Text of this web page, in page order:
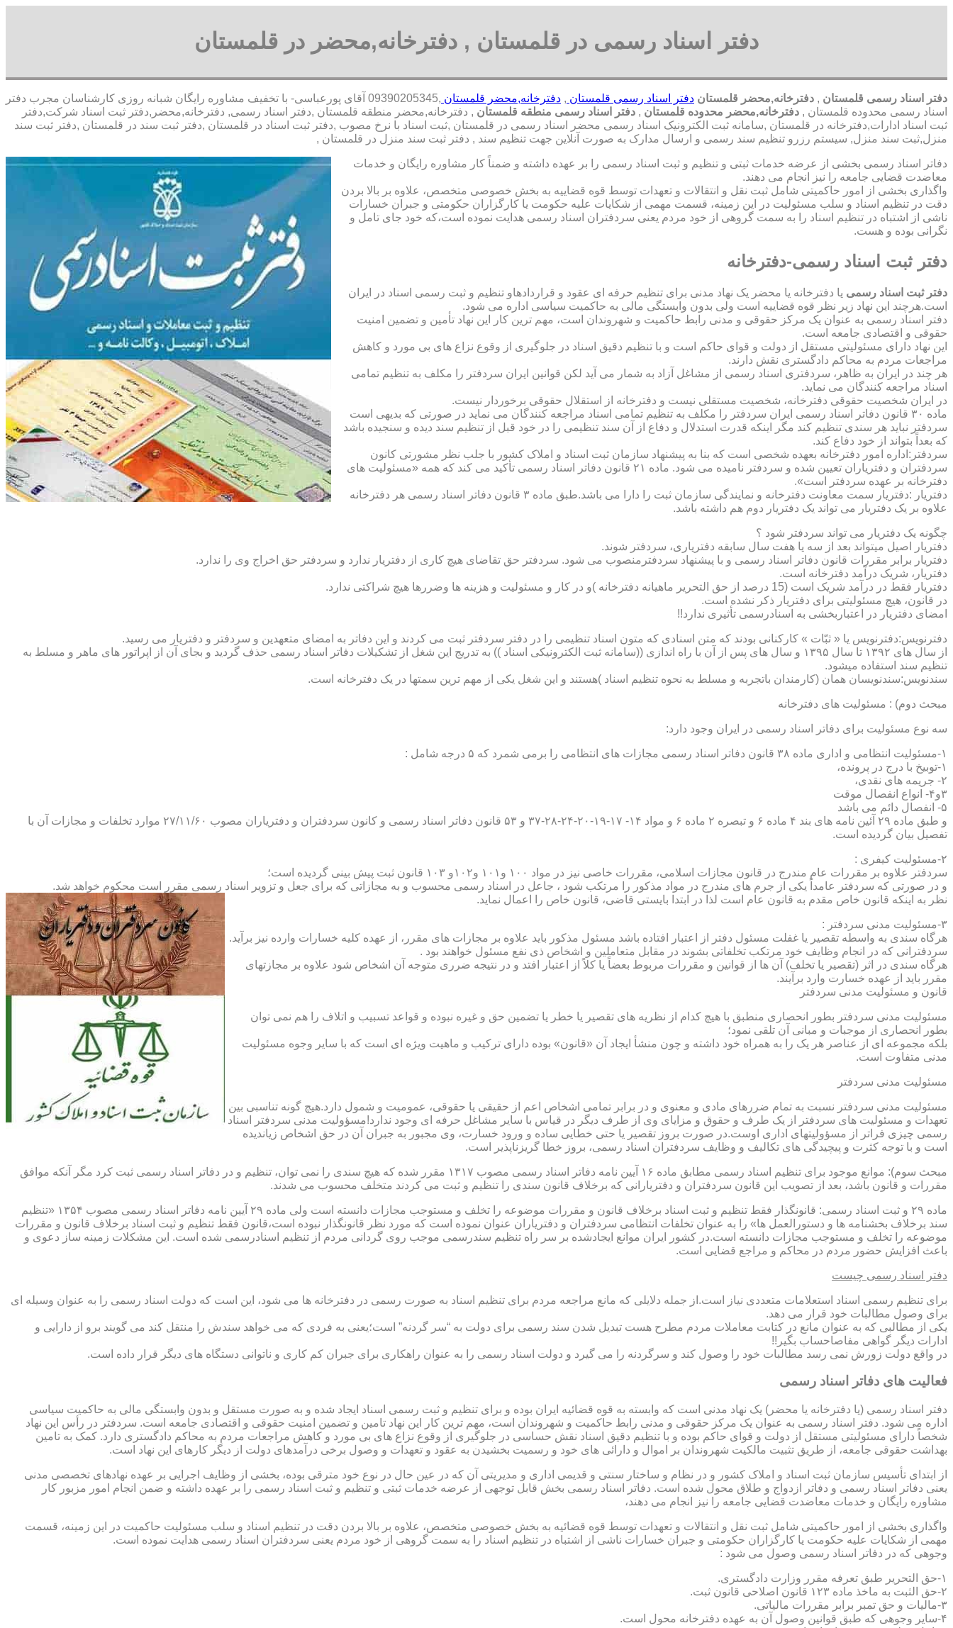
دفتر اسناد رسمی در قلمستان , دفترخانه,محضر در قلمستان
دفتر اسناد رسمی قلمستان , دفترخانه,محضر قلمستان دفتر اسناد رسمی قلمستان , دفترخانه,محضر قلمستان
,09390205345 آقای پورعباسی- با تخفیف مشاوره رايگان شبانه روزی کارشناسان مجرب دفتر
اسناد رسمی محدوده قلمستان , دفترخانه,محضر محدوده قلمستان , دفتر اسناد رسمی منطقه قلمستان , دفترخانه,محضر منطقه قلمستان ,دفتر اسناد رسمی, دفترخانه,محضر,دفتر ثبت اسناد شرکت,دفتر
ثبت اسناد ادارات,دفترخانه در قلمستان ,سامانه ثبت الکترونیک اسناد رسمی محضر اسناد رسمی در قلمستان ,ثبت اسناد با نرخ مصوب ,دفتر ثبت اسناد در قلمستان ,دفتر ثبت سند در قلمستان ,دفتر ثبت سند
منزل,ثبت سند منزل, سیستم رزرو تنظیم سند رسمی و ارسال مدارک به صورت آنلاین جهت تنظیم سند , دفتر ثبت سند منزل در قلمستان ,
دفاتر اسناد رسمی بخشی از عرضه خدمات ثبتی و تنظیم و ثبت اسناد رسمی را بر عهده داشته و ضمناً کار مشاوره رایگان و خدمات
معاضدت قضایی جامعه را نیز انجام می دهند.
واگذاری بخشی از امور حاکمیتی شامل ثبت نقل و انتقالات و تعهدات توسط قوه قضاییه به بخش خصوصی متخصص، علاوه بر بالا بردن
دقت در تنظیم اسناد و سلب مسئولیت در این زمینه، قسمت مهمی از شکایات علیه حکومت یا کارگزاران حکومتی و جبران خسارات
ناشی از اشتباه در تنظیم اسناد را به سمت گروهی از خود مردم یعنی سردفتران اسناد رسمی هدایت نموده است،که خود جای تامل و
نگرانی بوده و هست.
دفتر ثبت اسناد رسمی-دفترخانه
دفتر ثبت اسناد رسمی یا دفترخانه یا محضر یک نهاد مدنی برای تنظیم حرفه ای عقود و قراردادهاو تنظیم و ثبت رسمی اسناد در ایران
است.هرچند این نهاد زیر نظر قوه قضاییه است ولی بدون وابستگی مالی به حاکمیت سیاسی اداره می شود.
دفتر اسناد رسمی به عنوان یک مرکز حقوقی و مدنی رابط حاکمیت و شهروندان است، مهم ترین کار این نهاد تأمین و تضمین امنیت
حقوقی و اقتصادی جامعه است.
این نهاد دارای مسئولیتی مستقل از دولت و قوای حاکم است و با تنظیم دقیق اسناد در جلوگیری از وقوع نزاع های بی مورد و کاهش
مراجعات مردم به محاکم دادگستری نقش دارند.
هر چند در ایران به ظاهر، سردفتری اسناد رسمی از مشاغل آزاد به شمار می آید لکن قوانین ایران سردفتر را مکلف به تنظیم تمامی
اسناد مراجعه کنندگان می نماید.
در ایران شخصیت حقوقی دفترخانه، شخصیت مستقلی نیست و دفترخانه از استقلال حقوقی برخوردار نیست.
ماده ۳۰ قانون دفاتر اسناد رسمی ایران سردفتر را مکلف به تنظیم تمامی اسناد مراجعه کنندگان می نماید در صورتی که بدیهی است
سردفتر نباید هر سندی تنظیم کند مگر اینکه قدرت استدلال و دفاع از آن سند تنظیمی را در خود قبل از تنظیم سند دیده و سنجیده باشد
که بعداً بتواند از خود دفاع کند.
سردفتر:اداره امور دفترخانه بعهده شخصی است که بنا به پیشنهاد سازمان ثبت اسناد و املاک کشور با جلب نظر مشورتی کانون
سردفتران و دفتریاران تعیین شده و سردفتر نامیده می شود. ماده ۲۱ قانون دفاتر اسناد رسمی تأکید می کند که همه «مسئولیت های
دفترخانه بر عهده سردفتر است».
دفتریار :دفتریار سمت معاونت دفترخانه و نمایندگی سازمان ثبت را دارا می باشد.طبق ماده ۳ قانون دفاتر اسناد رسمی هر دفترخانه
علاوه بر یک دفتریار می تواند یک دفتریار دوم هم داشته باشد.
چگونه یک دفتریار می تواند سردفتر شود ؟
دفتریار اصیل میتواند بعد از سه یا هفت سال سابقه دفتریاری، سردفتر شوند.
دفتریار برابر مقررات قانون دفاتر اسناد رسمی و با پیشنهاد سردفترمنصوب می شود. سردفتر حق تقاضای هیچ کاری از دفتریار ندارد و سردفتر حق اخراج وی را ندارد.
دفتریار، شریک درآمد دفترخانه است.
دفتریار فقط در درآمد شریک است (15 درصد از حق التحریر ماهیانه دفترخانه )و در کار و مسئولیت و هزینه ها وضررها هیچ شراکتی ندارد.
در قانون، هیچ مسئولیتی برای دفتریار ذکر نشده است.
امضای دفتریار در اعتباربخشی به اسنادرسمی تأثیری ندارد!!
دفترنویس:دفترنویس یا « ثبّات » کارکنانی بودند که متن اسنادی که متون اسناد تنظیمی را در دفتر سردفتر ثبت می کردند و این دفاتر به امضای متعهدین و سردفتر و دفتریار می رسید.
از سال های ۱۳۹۲ تا سال ۱۳۹۵ و سال های پس از آن با راه اندازی ((سامانه ثبت الکترونیکی اسناد )) به تدریج این شغل از تشکیلات دفاتر اسناد رسمی حذف گردید و بجای آن از اپراتور های ماهر و مسلط به
تنظیم سند استفاده میشود.
سندنویس:سندنویسان همان (کارمندان باتجربه و مسلط به نحوه تنظیم اسناد )هستند و این شغل یکی از مهم ترین سمتها در یک دفترخانه است.
مبحث دوم) : مسئولیت های دفترخانه
سه نوع مسئولیت برای دفاتر اسناد رسمی در ایران وجود دارد:
۱-مسئولیت انتظامی و اداری ماده ۳۸ قانون دفاتر اسناد رسمی مجازات های انتظامی را برمی شمرد که ۵ درجه شامل :
۱-توبیخ با درج در پرونده،
۲- جریمه های نقدی،
۳و۴- انواع انفصال موقت
۵- انفصال دائم می باشد
و طبق ماده ۲۹ آئین نامه های بند ۴ ماده ۶ و تبصره ۲ ماده ۶ و مواد ۱۴- ۱۷-۱۹-۲۰-۲۴-۲۸-۳۷ و ۵۳ قانون دفاتر اسناد رسمی و کانون سردفتران و دفتریاران مصوب ۲۷/۱۱/۶۰ موارد تخلفات و مجازات آن با
تفصیل بیان گردیده است.
۲-مسئولیت کیفری :
سردفتر علاوه بر مقررات عام مندرج در قانون مجازات اسلامی، مقررات خاصی نیز در مواد ۱۰۰ و۱۰۱ و۱۰۲و ۱۰۳ قانون ثبت پیش بینی گردیده است؛
و در صورتی که سردفتر عامداً یکی از جرم های مندرج در مواد مذکور را مرتکب شود ، جاعل در اسناد رسمی محسوب و به مجازاتی که برای جعل و تزویر اسناد رسمی مقرر است محکوم خواهد شد.
نظر به اینکه قانون خاص مقدم به قانون عام است لذا در ابتدا بایستی قاضی، قانون خاص را اعمال نماید.
۳-مسئولیت مدنی سردفتر :
هرگاه سندی به واسطه تقصیر یا غفلت مسئول دفتر از اعتبار افتاده باشد مسئول مذکور باید علاوه بر مجازات های مقرر، از عهده کلیه خسارات وارده نیز برآید.
سردفترانی که در انجام وظایف خود مرتکب تخلفاتی بشوند در مقابل متعاملین و اشخاص ذی نفع مسئول خواهند بود .
هرگاه سندی در اثر (تقصیر یا تخلف) آن ها از قوانین و مقررات مربوط بعضاً یا کلاً از اعتبار افتد و در نتیجه ضرری متوجه آن اشخاص شود علاوه بر مجازتهای
مقرر باید از عهده خسارت وارد برآیند.
قانون و مسئولیت مدنی سردفتر
مسئولیت مدنی سردفتر بطور انحصاری منطبق با هیچ کدام از نظریه های تقصیر یا خطر یا تضمین حق و غیره نبوده و قواعد تسبیب و اتلاف را هم نمی توان
بطور انحصاری از موجبات و مبانی آن تلقی نمود؛
بلکه مجموعه ای از عناصر هر یک را به همراه خود داشته و چون منشأ ایجاد آن «قانون» بوده دارای ترکیب و ماهیت ویژه ای است که با سایر وجوه مسئولیت
مدنی متفاوت است.
مسئولیت مدنی سردفتر
مسئولیت مدنی سردفتر نسبت به تمام ضررهای مادی و معنوی و در برابر تمامی اشخاص اعم از حقیقی یا حقوقی، عمومیت و شمول دارد.هیچ گونه تناسبی بین
تعهدات و مسئولیت های سردفتر از یک طرف و حقوق و مزایای وی از طرف دیگر در قیاس با سایر مشاغل حرفه ای وجود ندارد!مسؤولیت مدنی سردفتر اسناد
رسمی چیزی فراتر از مسؤولیتهای اداری اوست.در صورت بروز تقصیر یا حتی خطایی ساده و ورود خسارت، وی مجبور به جبران آن در حق اشخاص زیاندیده
است و با توجه کثرت و پیچیدگی های تکالیف و وظایف سردفتران اسناد رسمی، بروز خطا گریزناپذیر است.
مبحث سوم): موانع موجود برای تنظیم اسناد رسمی مطابق ماده ۱۶ آیین نامه دفاتر اسناد رسمی مصوب ۱۳۱۷ مقرر شده که هیچ سندی را نمی توان، تنظیم و در دفاتر اسناد رسمی ثبت کرد مگر آنکه موافق
مقررات و قانون باشد، بعد از تصویب این قانون سردفتران و دفتریارانی که برخلاف قانون سندی را تنظیم و ثبت می کردند متخلف محسوب می شدند.
ماده ۲۹ و ثبت اسناد رسمی: قانونگذار فقط تنظیم و ثبت اسناد برخلاف قانون و مقررات موضوعه را تخلف و مستوجب مجازات دانسته است ولی ماده ۲۹ آیین نامه دفاتر اسناد رسمی مصوب ۱۳۵۴ «تنظیم
سند برخلاف بخشنامه ها و دستورالعمل ها» را به عنوان تخلفات انتظامی سردفتران و دفتریاران عنوان نموده است که مورد نظر قانونگذار نبوده است،قانون فقط تنظیم و ثبت اسناد برخلاف قانون و مقررات
موضوعه را تخلف و مستوجب مجازات دانسته است.در کشور ایران موانع ایجادشده بر سر راه تنظیم سندرسمی موجب روی گردانی مردم از تنظیم اسنادرسمی شده است. این مشکلات زمینه ساز دعوی و
باعث افزایش حضور مردم در محاکم و مراجع قضایی است.
دفتر اسناد رسمی چیست
برای تنظیم رسمی اسناد استعلامات متعددی نیاز است.از جمله دلایلی که مانع مراجعه مردم برای تنظیم اسناد به صورت رسمی در دفترخانه ها می شود، این است که دولت اسناد رسمی را به عنوان وسیله ای
برای وصول مطالبات خود قرار می دهد.
یکی از مطالبی که به عنوان مانع در کتابت معاملات مردم مطرح هست تبدیل شدن سند رسمی برای دولت به “سر گردنه” است؛یعنی به فردی که می خواهد سندش را منتقل کند می گویند برو از دارایی و
ادارات دیگر گواهی مفاصاحساب بگیر!!
در واقع دولت زورش نمی رسد مطالبات خود را وصول کند و سرگردنه را می گیرد و دولت اسناد رسمی را به عنوان راهکاری برای جبران کم کاری و ناتوانی دستگاه های دیگر قرار داده است.
فعالیت های دفاتر اسناد رسمی
دفتر اسناد رسمی (یا دفترخانه یا محضر) یک نهاد مدنی است که وابسته به قوه قضائیه ایران بوده و برای تنظیم و ثبت رسمی اسناد ایجاد شده و به صورت مستقل و بدون وابستگی مالی به حاکمیت سیاسی
اداره می شود. دفتر اسناد رسمی به عنوان یک مرکز حقوقی و مدنی رابط حاکمیت و شهروندان است، مهم ترین کار این نهاد تامین و تضمین امنیت حقوقی و اقتصادی جامعه است. سردفتر در رأس این نهاد
شخصاً دارای مسئولیتی مستقل از دولت و قوای حاکم بوده و با تنظیم دقیق اسناد نقش حساسی در جلوگیری از وقوع نزاع های بی مورد و کاهش مراجعات مردم به محاکم دادگستری دارد. کمک به تامین
بهداشت حقوقی جامعه، از طریق تثبیت مالکیت شهروندان بر اموال و دارائی های خود و رسمیت بخشیدن به عقود و تعهدات و وصول برخی درآمدهای دولت از دیگر کارهای این نهاد است.
از ابتدای تأسیس سازمان ثبت اسناد و املاک کشور و در نظام و ساختار سنتی و قدیمی اداری و مدیریتی آن که در عین حال در نوع خود مترقی بوده، بخشی از وظایف اجرایی بر عهده نهادهای تخصصی مدنی
یعنی دفاتر اسناد رسمی و دفاتر ازدواج و طلاق محول شده است. دفاتر اسناد رسمی بخش قابل توجهی از عرضه خدمات ثبتی و تنظیم و ثبت اسناد رسمی را بر عهده داشته و ضمن انجام امور مزبور کار
مشاوره رایگان و خدمات معاضدت قضایی جامعه را نیز انجام می دهند،
واگذاری بخشی از امور حاکمیتی شامل ثبت نقل و انتقالات و تعهدات توسط قوه قضائیه به بخش خصوصی متخصص، علاوه بر بالا بردن دقت در تنظیم اسناد و سلب مسئولیت حاکمیت در این زمینه، قسمت
مهمی از شکایات علیه حکومت یا کارگزاران حکومتی و جبران خسارات ناشی از اشتباه در تنظیم اسناد را به سمت گروهی از خود مردم یعنی سردفتران اسناد رسمی هدایت نموده است.
وجوهی که در دفاتر اسناد رسمی وصول می شود :
۱-حق التحریر طبق تعرفه مقرر وزارت دادگستری.
۲-حق الثبت به ماخذ ماده ۱۲۳ قانون اصلاحی قانون ثبت.
۳-مالیات و حق تمبر برابر مقررات مالیاتی.
۴-سایر وجوهی که طبق قوانین وصول آن به عهده دفترخانه محول است.